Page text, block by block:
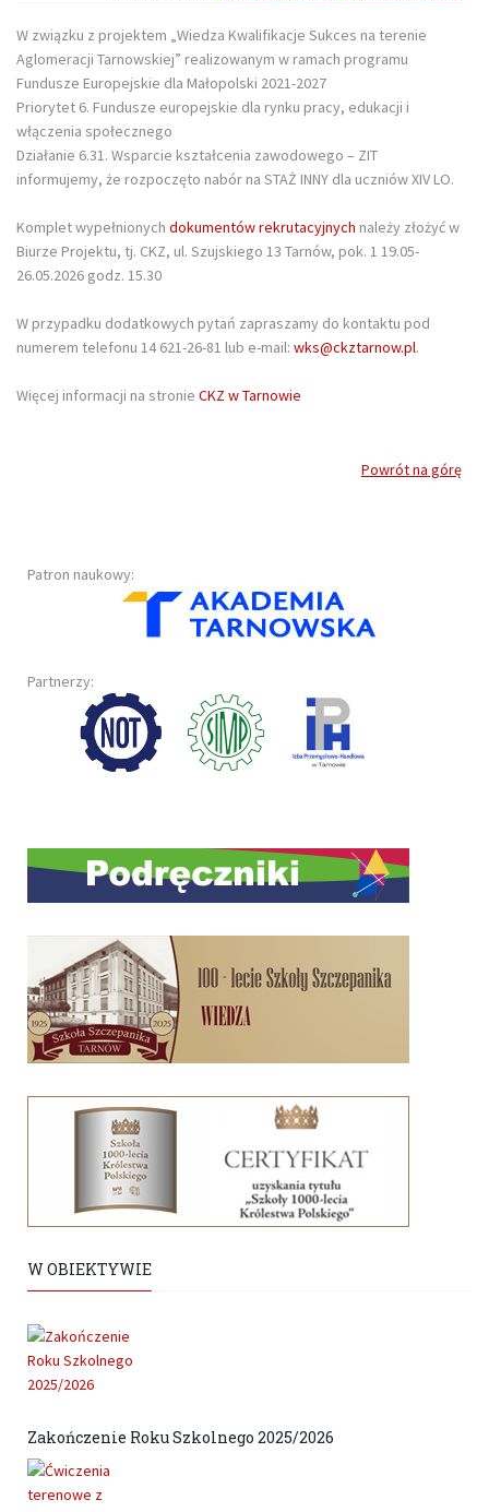
W związku z projektem „Wiedza Kwalifikacje Sukces na terenie
Aglomeracji Tarnowskiej” realizowanym w ramach programu
Fundusze Europejskie dla Małopolski 2021-2027
Priorytet 6. Fundusze europejskie dla rynku pracy, edukacji i
włączenia społecznego
Działanie 6.31. Wsparcie kształcenia zawodowego – ZIT
informujemy, że rozpoczęto nabór na STAŻ INNY dla uczniów XIV LO.
Komplet wypełnionych dokumentów rekrutacyjnych należy złożyć w
Biurze Projektu, tj. CKZ, ul. Szujskiego 13 Tarnów, pok. 1 19.05-
26.05.2026 godz. 15.30
W przypadku dodatkowych pytań zapraszamy do kontaktu pod
numerem telefonu 14 621-26-81 lub e-mail: wks@ckztarnow.pl.
Więcej informacji na stronie CKZ w Tarnowie
Powrót na górę
Patron naukowy:
Partnerzy:
W OBIEKTYWIE
Zakończenie Roku Szkolnego 2025/2026